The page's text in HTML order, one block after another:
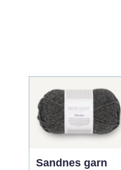
Sandnes garn